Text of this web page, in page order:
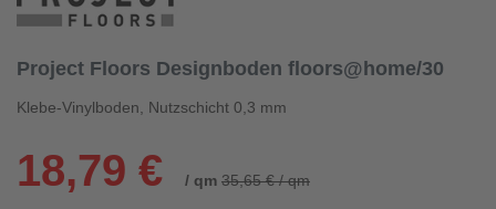
Project Floors Designboden floors@home/30
Klebe-Vinylboden, Nutzschicht 0,3 mm
18,79 € / qm 35,65 € / qm